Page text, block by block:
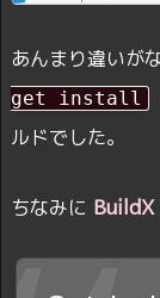
あんまり違いが
get install
ルドでした。
ちなみに BuildX